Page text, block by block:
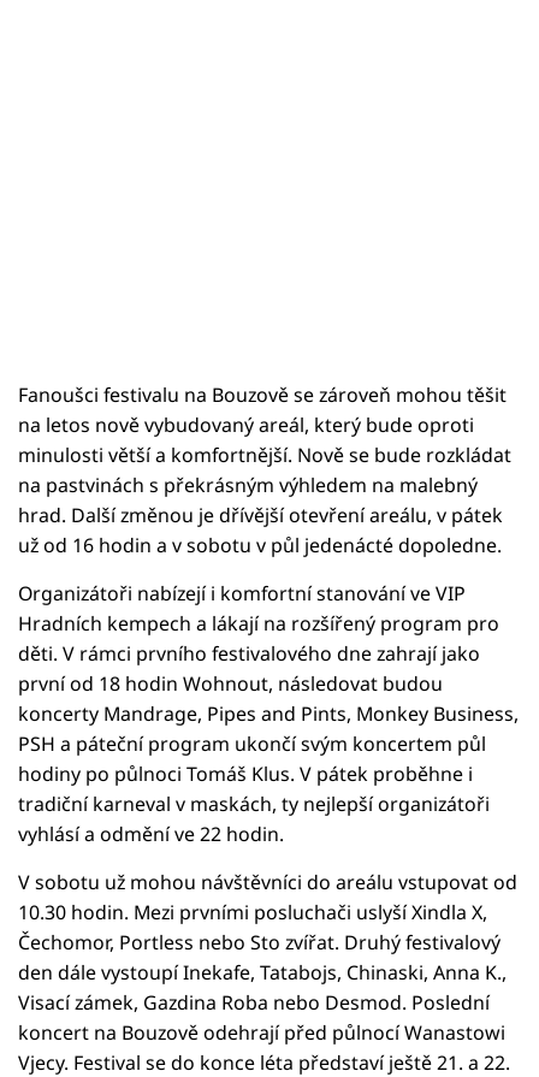
Fanoušci festivalu na Bouzově se zároveň mohou těšit
na letos nově vybudovaný areál, který bude oproti
minulosti větší a komfortnější. Nově se bude rozkládat
na pastvinách s překrásným výhledem na malebný
hrad. Další změnou je dřívější otevření areálu, v pátek
už od 16 hodin a v sobotu v půl jedenácté dopoledne.
Organizátoři nabízejí i komfortní stanování ve VIP
Hradních kempech a lákají na rozšířený program pro
děti. V rámci prvního festivalového dne zahrají jako
první od 18 hodin Wohnout, následovat budou
koncerty Mandrage, Pipes and Pints, Monkey Business,
PSH a páteční program ukončí svým koncertem půl
hodiny po půlnoci Tomáš Klus. V pátek proběhne i
tradiční karneval v maskách, ty nejlepší organizátoři
vyhlásí a odmění ve 22 hodin.
V sobotu už mohou návštěvníci do areálu vstupovat od
10.30 hodin. Mezi prvními posluchači uslyší Xindla X,
Čechomor, Portless nebo Sto zvířat. Druhý festivalový
den dále vystoupí Inekafe, Tatabojs, Chinaski, Anna K.,
Visací zámek, Gazdina Roba nebo Desmod. Poslední
koncert na Bouzově odehrají před půlnocí Wanastowi
Vjecy. Festival se do konce léta představí ještě 21. a 22.